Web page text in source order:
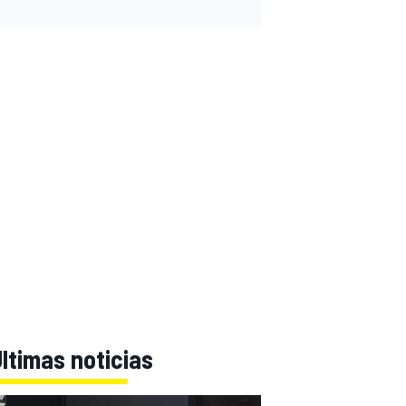
noticias